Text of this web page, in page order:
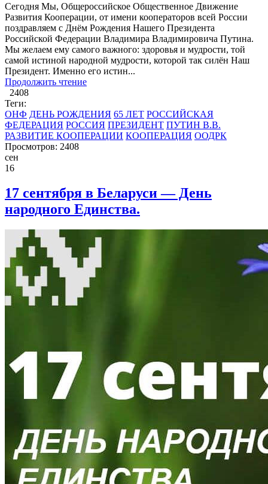
Сегодня Мы, Общероссийское Общественное Движение
Развития Кооперации, от имени кооператоров всей России
поздравляем с Днём Рождения Нашего Президента
Российской Федерации Владимира Владимировича Путина.
Мы желаем ему самого важного: здоровья и мудрости, той
самой истиной народной мудрости, которой так силён Наш
Президент. Именно его истин...
Продолжить чтение
2408
Теги:
ОНФ ДЕНЬ РОЖДЕНИЯ 65 ЛЕТ РОССИЙСКАЯ
ФЕДЕРАЦИЯ РОССИЯ ПРЕЗИДЕНТ ПУТИН В.В.
РАЗВИТИЕ КООПЕРАЦИИ КООПЕРАЦИЯ ООДРК
Просмотров: 2408
сен
16
17 сентября в Беларуси — День
народного Единства.